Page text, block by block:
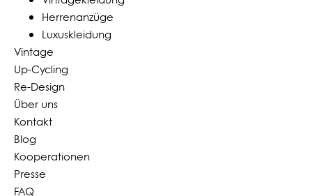
Herrenanzüge
Luxuskleidung
Vintage
Up-Cycling
Re-Design
Über uns
Kontakt
Blog
Kooperationen
Presse
FAQ